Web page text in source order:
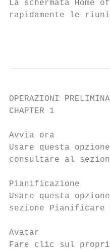
La schermata
rapidamente le
OPERAZIONI
CHAPTER 1
Avvia ora
Usare questa
consultare al
Pianificazione
Usare questa
sezione Pianificare
Avatar
Fare clic sul